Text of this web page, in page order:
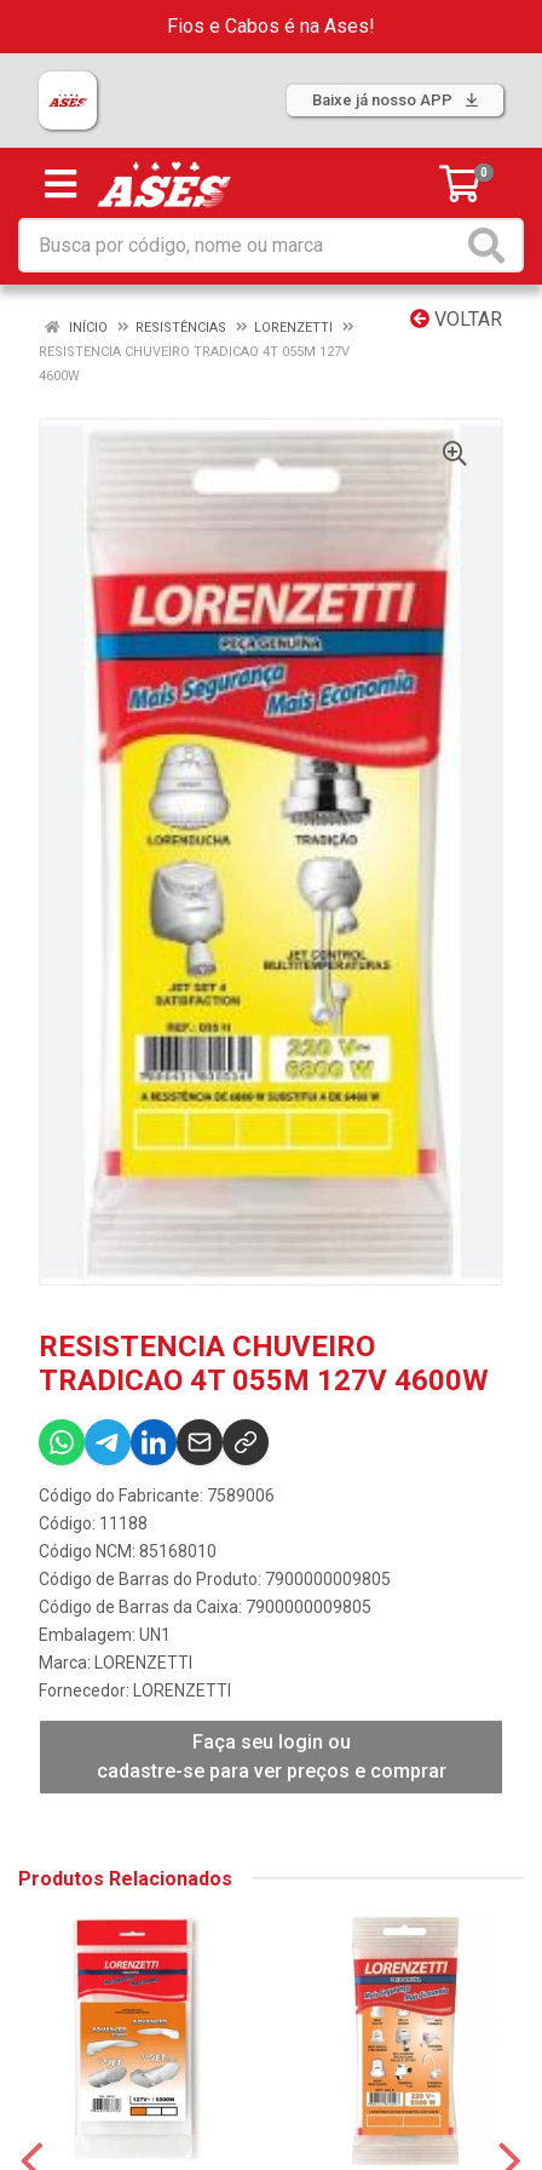
Fios e Cabos é na Ases!
Baixe já nosso APP
0
VOLTAR
INÍCIO RESISTÊNCIAS
LORENZETTI
RESISTENCIA CHUVEIRO TRADICAO 4T 055M 127V
4600W
RESISTENCIA CHUVEIRO
TRADICAO 4T 055M 127V 4600W
Código do Fabricante: 7589006
Código: 11188
Código NCM: 85168010
Código de Barras do Produto: 7900000009805
Código de Barras da Caixa: 7900000009805
Embalagem: UN1
Marca: LORENZETTI
Fornecedor: LORENZETTI
Faça seu login ou
cadastre-se para ver preços e comprar
Produtos Relacionados